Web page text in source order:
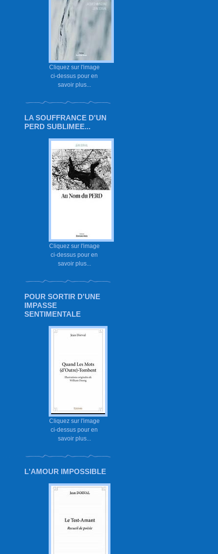
Cliquez sur l'image
ci-dessus pour en
savoir plus...
LA SOUFFRANCE D'UN
PERD SUBLIMEE...
Cliquez sur l'image
ci-dessus pour en
savoir plus...
POUR SORTIR D'UNE
IMPASSE
SENTIMENTALE
Cliquez sur l'image
ci-dessus pour en
savoir plus...
L'AMOUR IMPOSSIBLE